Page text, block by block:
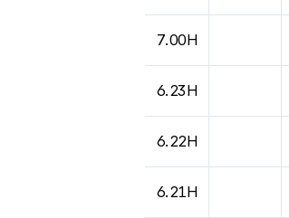
7.00H
6.23H
6.22H
6.21H